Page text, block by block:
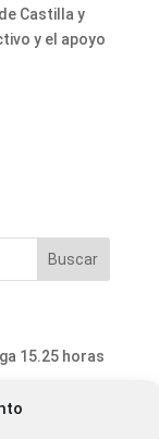
Castilla y
y el apoyo
15.25 horas
horas 7 de